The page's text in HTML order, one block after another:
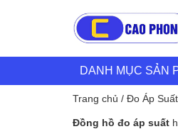
DANH MỤC SẢN
Trang chủ / Đo Áp Suất
Đồng hồ đo áp suất